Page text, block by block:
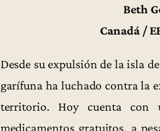
Beth
Canadá /
Desde su expulsión de la isla
garífuna ha luchado contra la
territorio. Hoy cuenta con
medicamentos gratuitos, a